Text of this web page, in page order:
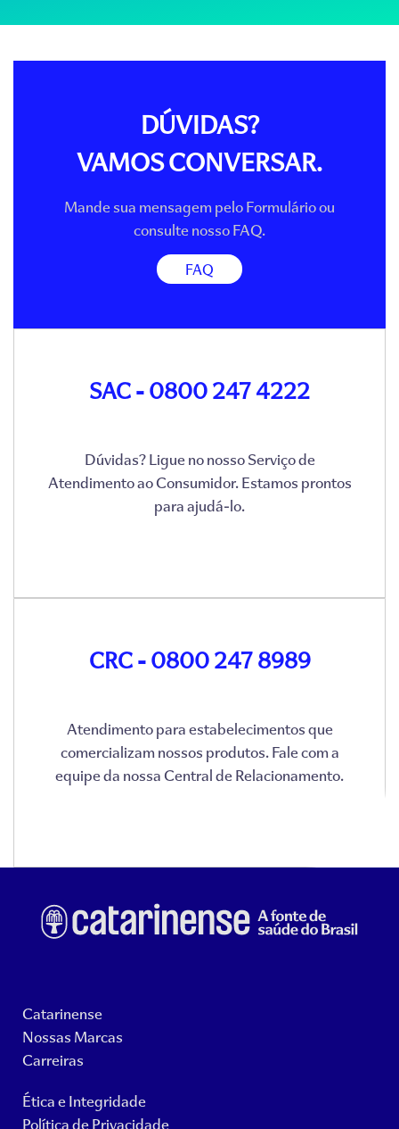
DÚVIDAS?
VAMOS CONVERSAR.
Mande sua mensagem pelo Formulário ou
consulte nosso FAQ.
FAQ
SAC - 0800 247 4222
Dúvidas? Ligue no nosso Serviço de
Atendimento ao Consumidor. Estamos prontos
para ajudá-lo.
CRC - 0800 247 8989
Atendimento para estabelecimentos que
comercializam nossos produtos. Fale com a
equipe da nossa Central de Relacionamento.
Catarinense
Nossas Marcas
Carreiras
Ética e Integridade
Política de Privacidade